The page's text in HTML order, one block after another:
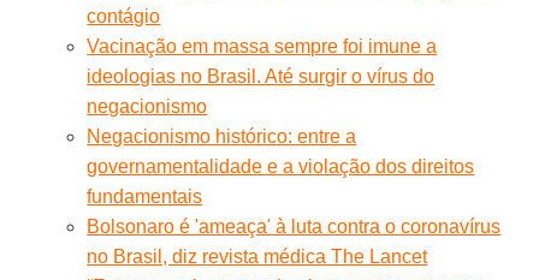
contágio
Vacinação em massa sempre foi imune a
ideologias no Brasil. Até surgir o vírus do
negacionismo
Negacionismo histórico: entre a
governamentalidade e a violação dos direitos
fundamentais
Bolsonaro é 'ameaça' à luta contra o coronavírus
no Brasil, diz revista médica The Lancet